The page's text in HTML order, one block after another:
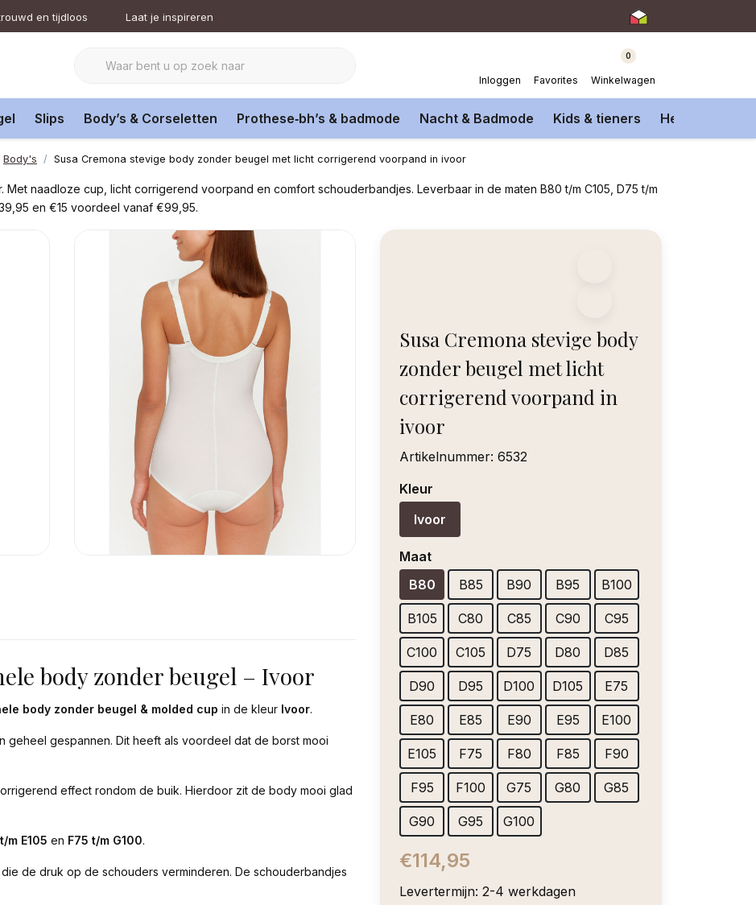
en tijdloos Laat je inspireren
Inloggen Favorites
0
Winkelwagen
Slips Body’s & Corseletten Prothese‑bh’s & badmode Nacht & Badmode Kids & tieners Heren
Body's Susa Cremona stevige body zonder beugel met licht corrigerend voorpand in ivoor
naadloze cup, licht corrigerend voorpand en comfort schouderbandjes. Leverbaar in de maten B80 t/m C105, D75 t/m
en €15 voordeel vanaf €99,95.
Susa Cremona stevige body
zonder beugel met licht
corrigerend voorpand in
ivoor
Artikelnummer: 6532
Kleur
Ivoor
Maat
B80
B85 B90 B95 B100
B105 C80 C85 C90 C95
C100 C105 D75 D80 D85
D90 D95 D100 D105 E75
E80 E85 E90 E95 E100
E105 F75 F80 F85 F90
F95 F100 G75 G80 G85
G90 G95 G100
€114,95
Levertermijn: 2-4 werkdagen
body zonder beugel – Ivoor
body zonder beugel & molded cup in de kleur Ivoor.
geheel gespannen. Dit heeft als voordeel dat de borst mooi
effect rondom de buik. Hierdoor zit de body mooi glad
m E105 en F75 t/m G100.
die de druk op de schouders verminderen. De schouderbandjes